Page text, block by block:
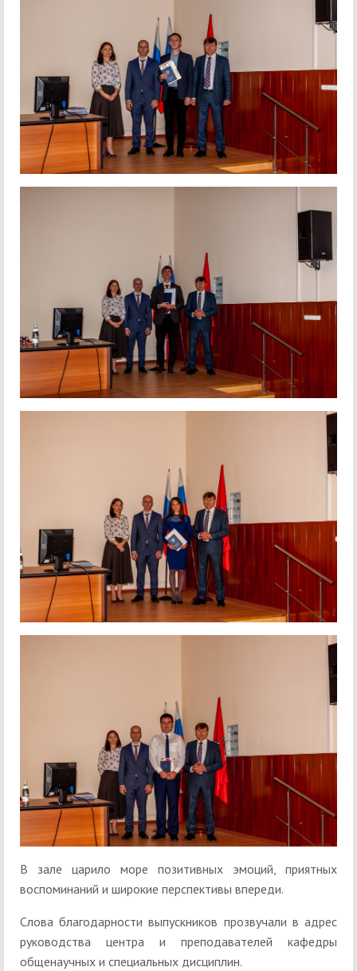
В зале царило море позитивных эмоций, приятных
воспоминаний и широкие перспективы впереди.
Слова благодарности выпускников прозвучали в адрес
руководства центра и преподавателей кафедры
общенаучных и специальных дисциплин.